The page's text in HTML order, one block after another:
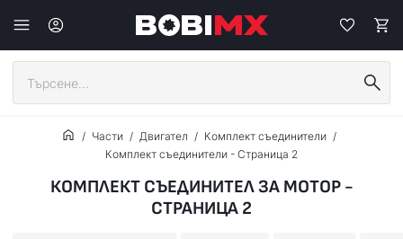
Части Двигател
Комплект съединители
Комплект съединители - Страница 2
КОМПЛЕКТ СЪЕДИНИТЕЛ ЗА МОТОР -
СТРАНИЦА 2